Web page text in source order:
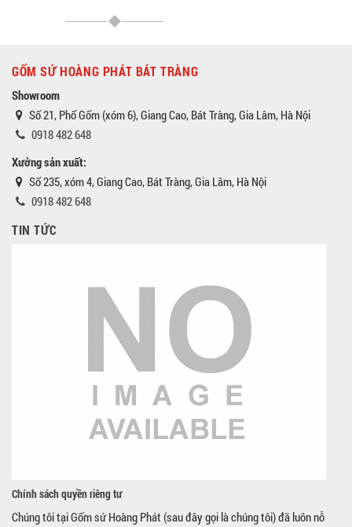
GỐM SỨ HOÀNG PHÁT BÁT TRÀNG
Showroom
Số 21, Phố Gốm (xóm 6), Giang Cao, Bát Tràng, Gia Lâm, Hà Nội
0918 482 648
Xưởng sản xuất:
Số 235, xóm 4, Giang Cao, Bát Tràng, Gia Lâm, Hà Nội
0918 482 648
TIN TỨC
Chính sách quyền riêng tư
Chúng tôi tại Gốm sứ Hoàng Phát (sau đây gọi là chúng tôi) đã luôn nỗ